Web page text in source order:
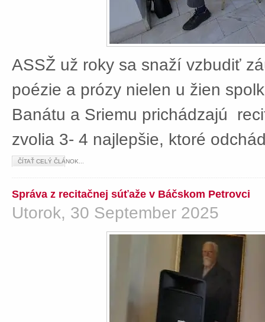
ASSŽ už roky sa snaží vzbudiť
poézie a prózy nielen u žien
Banátu a Sriemu prichádzajú
zvolia 3- 4 najlepšie, ktoré
ČÍTAŤ CELÝ ČLÁNOK...
Správa z recitačnej súťaže v Báčskom Petrovci
Utorok, 30 September 2025